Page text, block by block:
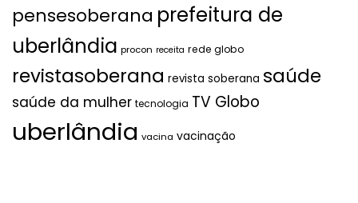
pensesoberana prefeitura de
uberlândia procon receita rede globo
revistasoberana revista soberana saúde
saúde da mulher tecnologia TV Globo
uberlândia vacina vacinação